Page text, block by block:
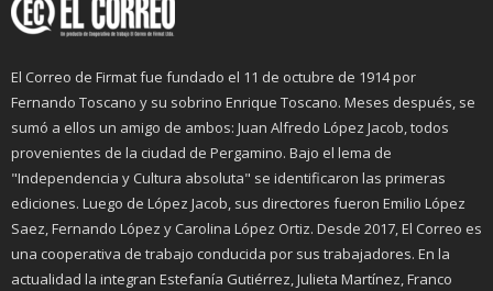
El Correo de Firmat fue fundado el 11 de octubre de 1914 por
Fernando Toscano y su sobrino Enrique Toscano. Meses después, se
sumó a ellos un amigo de ambos: Juan Alfredo López Jacob, todos
provenientes de la ciudad de Pergamino. Bajo el lema de
"Independencia y Cultura absoluta" se identificaron las primeras
ediciones. Luego de López Jacob, sus directores fueron Emilio López
Saez, Fernando López y Carolina López Ortiz. Desde 2017, El Correo es
una cooperativa de trabajo conducida por sus trabajadores. En la
actualidad la integran Estefanía Gutiérrez, Julieta Martínez, Franco